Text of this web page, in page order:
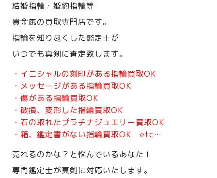
結婚指輪・婚約指輪等
貴金属の買取専門店です。
指輪を知り尽くした鑑定士が
いつでも真剣に査定致します。
・イニシャルの刻印がある指輪買取OK
・メッセージがある指輪買取OK
・傷がある指輪買取OK
・破損、変形した指輪買取OK
・石の取れたプラチナジュエリー買取OK
・箱、鑑定書がない指輪買取OK etc…
売れるのかな？と悩んでいるあなた！
専門鑑定士が真剣に対応いたします。